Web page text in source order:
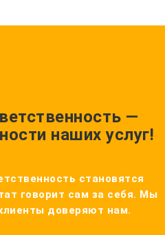
—
наших услуг!
становятся
говорит сам за себя. Мы
доверяют нам.